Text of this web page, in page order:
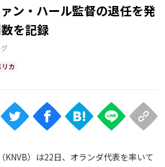
ン・ハール監督の退任を発
を記録
リカ
）は22日、オランダ代表を率いて